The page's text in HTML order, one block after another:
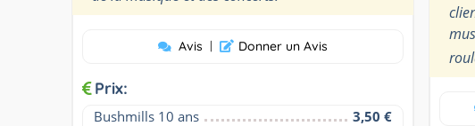
Avis | Donner un Avis
Prix:
Bushmills 10 ans
3,50 €